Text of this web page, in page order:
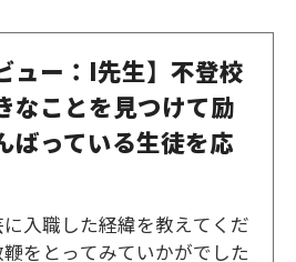
ュー：I先生】不登校
なことを見つけて励
ばっている生徒を応
入職した経緯を教えてくだ
をとってみていかがでした